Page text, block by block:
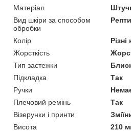
Матеріал
Вид шкіри за способом
обробки
Колір
Жорсткість
Тип застежки
Підкладка
Так
Ручки
Плечовий ремінь
Так
Візерунки і принти
Висота
210